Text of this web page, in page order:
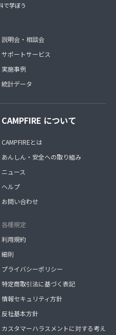
で学ぼう
説明会・相談会
サポートサービス
実施事例
統計データ
CAMPFIRE について
CAMPFIREとは
あんしん・安全への取り組み
ニュース
ヘルプ
お問い合わせ
各種規定
利用規約
細則
プライバシーポリシー
特定商取引法に基づく表記
情報セキュリティ方針
反社基本方針
カスタマーハラスメントに対する考え